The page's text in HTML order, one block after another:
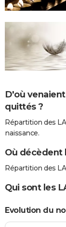
D'où
quittés ?
Répartition des
naissance.
Où décèdent
Répartition des
Qui sont les
Evolution du